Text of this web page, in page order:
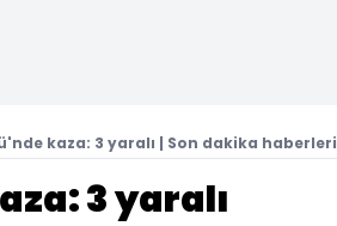
kaza: 3 yaralı | Son dakika haberleri
3 yaralı